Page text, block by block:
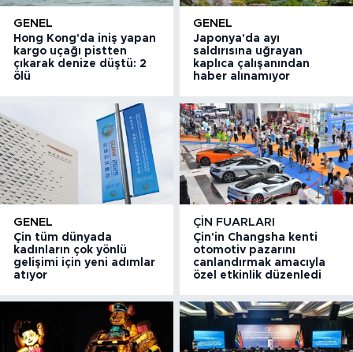
GENEL
Hong Kong'da iniş yapan
kargo uçağı pistten
çıkarak denize düştü: 2
ölü
GENEL
Japonya'da ayı
saldırısına uğrayan
kaplıca çalışanından
haber alınamıyor
GENEL
Çin tüm dünyada
kadınların çok yönlü
gelişimi için yeni adımlar
atıyor
ÇIN FUARLARI
Çin'in Changsha kenti
otomotiv pazarını
canlandırmak amacıyla
özel etkinlik düzenledi